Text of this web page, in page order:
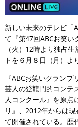
新しい未来のテレビ「
て『第47回ABCお笑い
（火）12時より独占
トを６月８日（月）よ
『ABCお笑いグラン
芸人の登龍門的コンテ
人コンクール』を原点
リ』、2012年からは
て開催されている。歴